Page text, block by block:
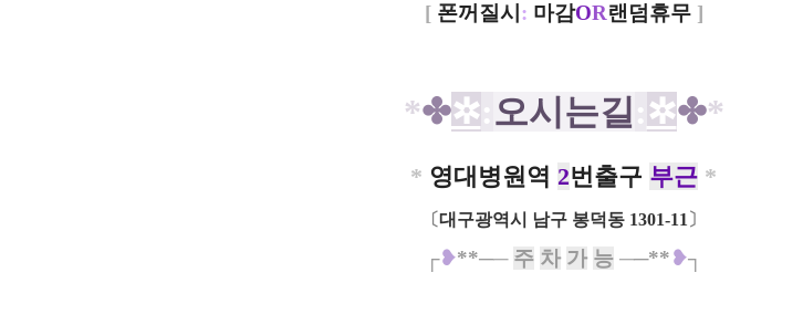
[폰꺼질시 : 마감OR랜덤휴무 ]
*✤✲ 오시는길 ✲✤*
* 영대병원역 2번출구 부근 *
〔대구광역시 남구 봉덕동 1301-11 〕
┌❥**── 주 차 가 능 ──**❥┐